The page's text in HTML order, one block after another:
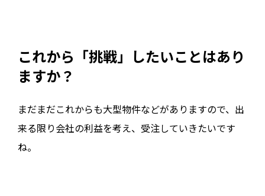
これから「挑戦」したいことはあり
ますか？
まだまだこれからも大型物件などがありますので、出
来る限り会社の利益を考え、受注していきたいです
ね。